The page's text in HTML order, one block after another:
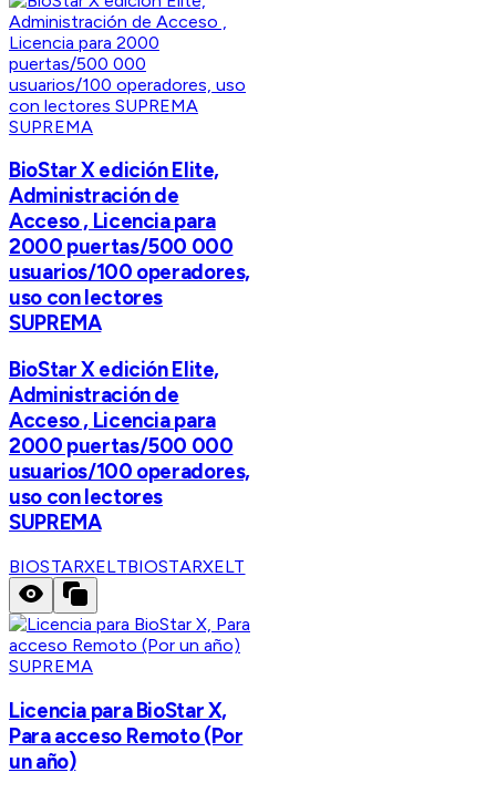
SUPREMA
BioStar X edición Elite,
Administración de
Acceso , Licencia para
2000 puertas/500 000
usuarios/100 operadores,
uso con lectores
SUPREMA
BioStar X edición Elite,
Administración de
Acceso , Licencia para
2000 puertas/500 000
usuarios/100 operadores,
uso con lectores
SUPREMA
BIOSTARXELTBIOSTARXELT
SUPREMA
Licencia para BioStar X,
Para acceso Remoto (Por
un año)